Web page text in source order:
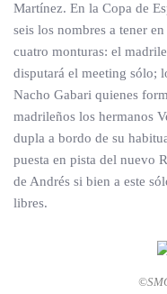
Martínez. En la Copa de
seis los nombres a tener
cuatro monturas: el
disputará el meeting sólo;
Nacho Gabari quienes
madrileños los hermanos
dupla a bordo de su
puesta en pista del nuevo
de Andrés si bien a este
libres.